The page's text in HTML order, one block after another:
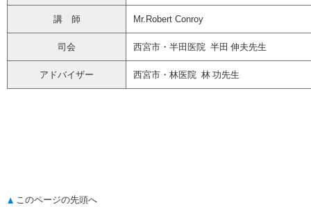
講 師 Mr.Robert Conroy
司会 西宮市・半田医院 半田 伸夫先生
アドバイザー 西宮市・林医院 林 功先生
このページの先頭へ